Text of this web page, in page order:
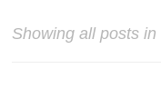
Showing all posts in